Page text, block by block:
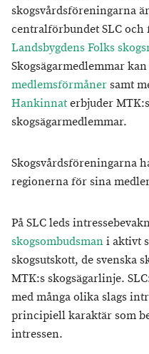
skogsvårdsföreningarna
centralförbundet SLC
Landsbygdens Folks
Skogsägarmedlemmar
medlemsförmånersamt
Hankinnaterbjuder
skogsägarmedlemmar.
Skogsvårdsföreningarna
regionerna för sina
På SLC leds
skogsombudsmani aktivt
skogsutskott, de svenska
MTK:s skogsägarlinje.
med många olika slags
principiell karaktär som
intressen.